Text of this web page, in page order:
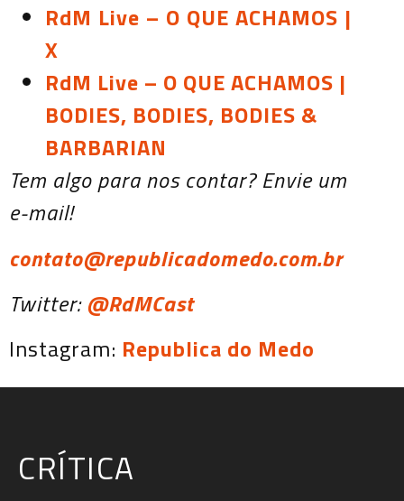
RdM Live – O QUE ACHAMOS |
X
RdM Live – O QUE ACHAMOS |
BODIES, BODIES, BODIES &
BARBARIAN
Tem algo para nos contar? Envie um
e-mail!
contato@republicadomedo.com.br
Twitter:@RdMCast
Instagram: Republica do Medo
CRÍTICA